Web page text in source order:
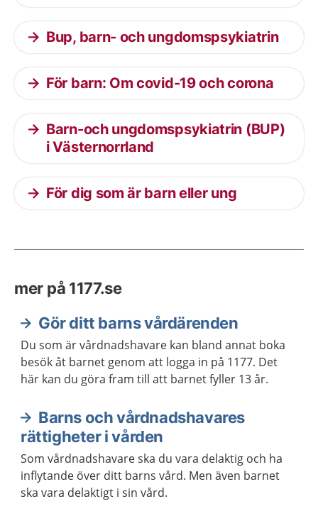
Bup, barn- och ungdomspsykiatrin
För barn: Om covid-19 och corona
Barn-och ungdomspsykiatrin (BUP)
i Västernorrland
För dig som är barn eller ung
mer på 1177.se
Gör ditt barns vårdärenden
Du som är vårdnadshavare kan bland annat boka
besök åt barnet genom att logga in på 1177. Det
här kan du göra fram till att barnet fyller 13 år.
Barns och vårdnadshavares
rättigheter i vården
Som vårdnadshavare ska du vara delaktig och ha
inflytande över ditt barns vård. Men även barnet
ska vara delaktigt i sin vård.